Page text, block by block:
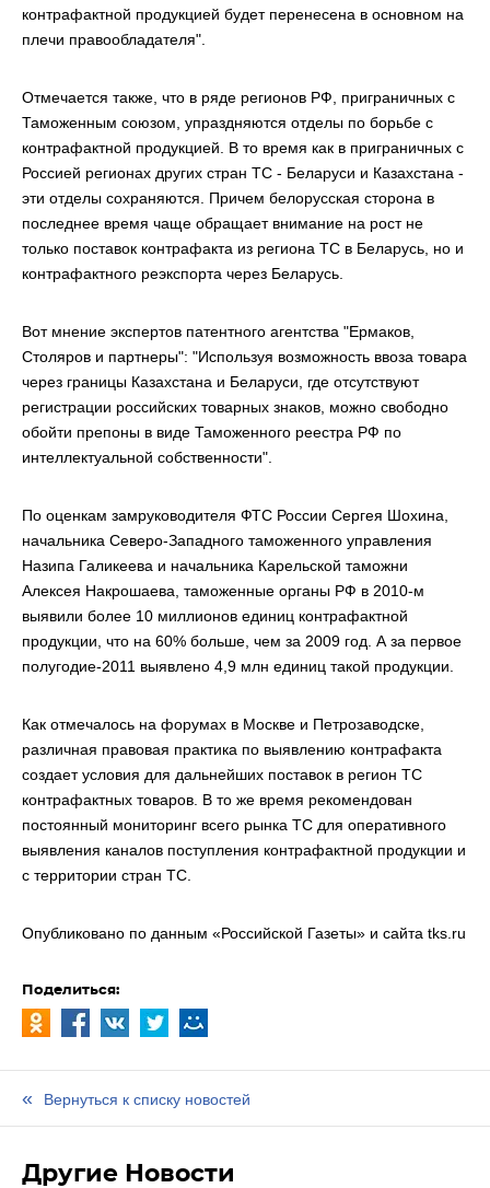
контрафактной продукцией будет перенесена в основном на
плечи правообладателя".
Отмечается также, что в ряде регионов РФ, приграничных с
Таможенным союзом, упраздняются отделы по борьбе с
контрафактной продукцией. В то время как в приграничных с
Россией регионах других стран ТС - Беларуси и Казахстана -
эти отделы сохраняются. Причем белорусская сторона в
последнее время чаще обращает внимание на рост не
только поставок контрафакта из региона ТС в Беларусь, но и
контрафактного реэкспорта через Беларусь.
Вот мнение экспертов патентного агентства "Ермаков,
Столяров и партнеры": "Используя возможность ввоза товара
через границы Казахстана и Беларуси, где отсутствуют
регистрации российских товарных знаков, можно свободно
обойти препоны в виде Таможенного реестра РФ по
интеллектуальной собственности".
По оценкам замруководителя ФТС России Сергея Шохина,
начальника Северо-Западного таможенного управления
Назипа Галикеева и начальника Карельской таможни
Алексея Накрошаева, таможенные органы РФ в 2010-м
выявили более 10 миллионов единиц контрафактной
продукции, что на 60% больше, чем за 2009 год. А за первое
полугодие-2011 выявлено 4,9 млн единиц такой продукции.
Как отмечалось на форумах в Москве и Петрозаводске,
различная правовая практика по выявлению контрафакта
создает условия для дальнейших поставок в регион ТС
контрафактных товаров. В то же время рекомендован
постоянный мониторинг всего рынка ТС для оперативного
выявления каналов поступления контрафактной продукции и
с территории стран ТС.
Опубликовано по данным «Российской Газеты» и сайта tks.ru
Поделиться:
Вернуться к списку новостей
Другие Новости